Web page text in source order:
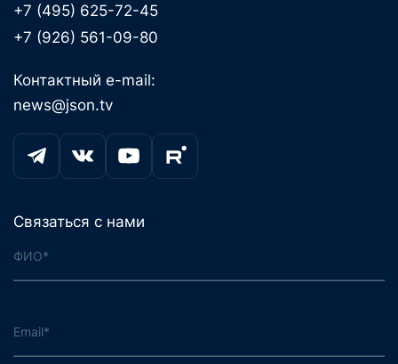
+7 (495) 625-72-45
+7 (926) 561-09-80
Контактный e-mail:
news@json.tv
Связаться с нами